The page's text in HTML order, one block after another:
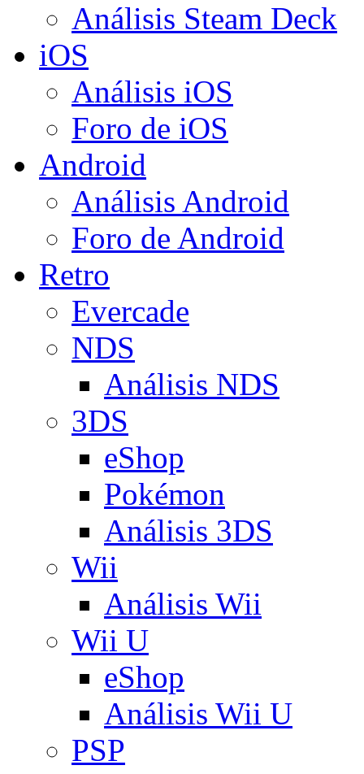
Análisis Steam Deck
iOS
Análisis iOS
Foro de iOS
Android
Análisis Android
Foro de Android
Retro
Evercade
NDS
Análisis NDS
3DS
eShop
Pokémon
Análisis 3DS
Wii
Análisis Wii
Wii U
eShop
Análisis Wii U
PSP